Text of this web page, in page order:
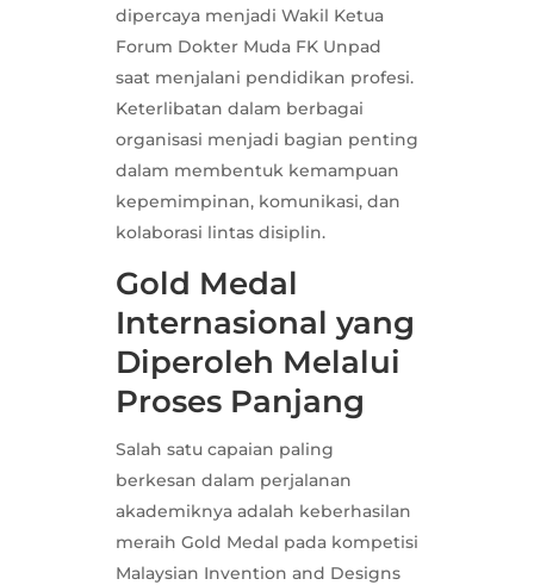
dipercaya menjadi Wakil Ketua
Forum Dokter Muda FK Unpad
saat menjalani pendidikan profesi.
Keterlibatan dalam berbagai
organisasi menjadi bagian penting
dalam membentuk kemampuan
kepemimpinan, komunikasi, dan
kolaborasi lintas disiplin.
Gold Medal
Internasional yang
Diperoleh Melalui
Proses Panjang
Salah satu capaian paling
berkesan dalam perjalanan
akademiknya adalah keberhasilan
meraih Gold Medal pada kompetisi
Malaysian Invention and Designs